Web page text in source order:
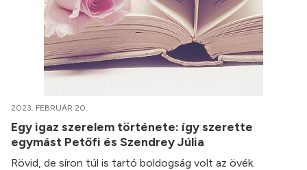
2023. FEBRUÁR 20.
Egy igaz szerelem története: így szerette
egymást Petőfi és Szendrey Júlia
Rövid, de síron túl is tartó boldogság volt az övék.